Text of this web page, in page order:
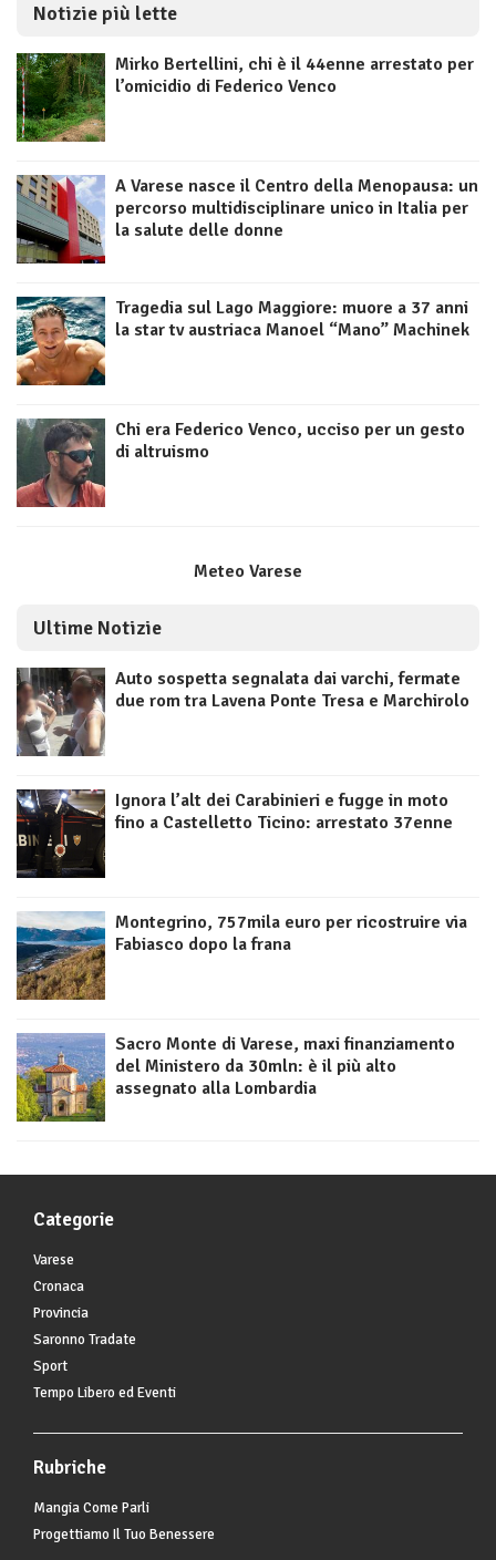
Notizie più lette
Mirko Bertellini, chi è il 44enne arrestato per
l’omicidio di Federico Venco
A Varese nasce il Centro della Menopausa: un
percorso multidisciplinare unico in Italia per
la salute delle donne
Tragedia sul Lago Maggiore: muore a 37 anni
la star tv austriaca Manoel “Mano” Machinek
Chi era Federico Venco, ucciso per un gesto
di altruismo
Meteo Varese
Ultime Notizie
Auto sospetta segnalata dai varchi, fermate
due rom tra Lavena Ponte Tresa e Marchirolo
Ignora l’alt dei Carabinieri e fugge in moto
fino a Castelletto Ticino: arrestato 37enne
Montegrino, 757mila euro per ricostruire via
Fabiasco dopo la frana
Sacro Monte di Varese, maxi finanziamento
del Ministero da 30mln: è il più alto
assegnato alla Lombardia
Categorie
Varese
Cronaca
Provincia
Saronno Tradate
Sport
Tempo Libero ed Eventi
Rubriche
Mangia Come Parli
Progettiamo Il Tuo Benessere